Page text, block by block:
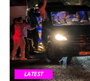
LATEST